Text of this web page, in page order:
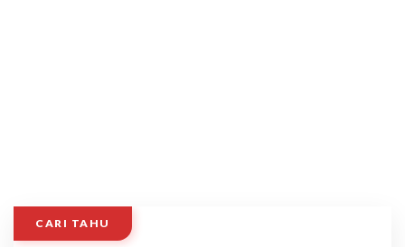
CARI TAHU